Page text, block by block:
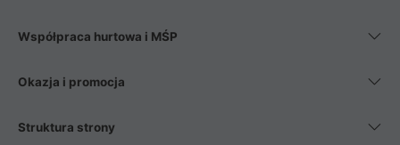
Współpraca hurtowa i MŚP
Okazja i promocja
Struktura strony